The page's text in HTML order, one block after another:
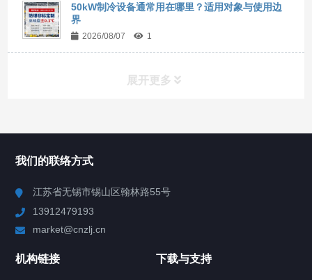
50kW制冷设备通常用在哪里？适用对象与使用边
界
2026/08/07 1
展开更多
Chiller高精度制冷循环器
我们的联络方式
江苏省无锡市锡山区翰林路55号
13912479193
market@cnzlj.cn
机构链接 下载与支持